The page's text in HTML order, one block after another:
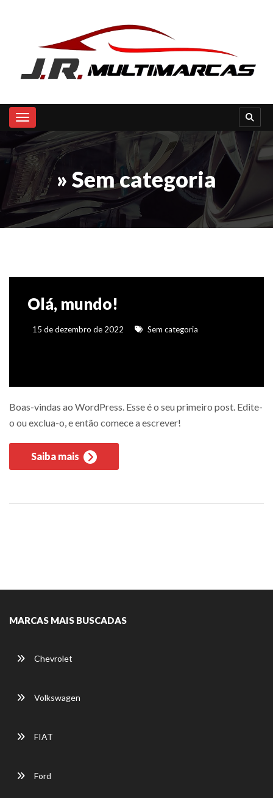
Toggle navigation
» Sem categoria
Olá, mundo!
15 de dezembro de 2022 Sem categoria
Boas-vindas ao WordPress. Esse é o seu primeiro post. Edite-
o ou exclua-o, e então comece a escrever!
Saiba mais
MARCAS MAIS BUSCADAS
Chevrolet
Volkswagen
FIAT
Ford